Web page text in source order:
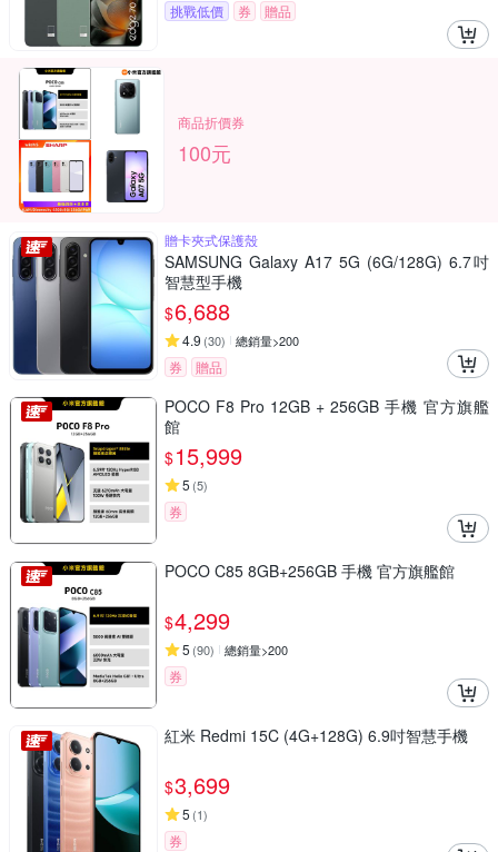
挑戰低價 券 贈品
商品折價券
100元
贈卡夾式保護殼
SAMSUNG Galaxy A17 5G (6G/128G) 6.7吋
智慧型手機
$6,688
4.9 (30) 總銷量>200
券 贈品
POCO F8 Pro 12GB + 256GB 手機 官方旗艦
館
$15,999
5 (5)
券
POCO C85 8GB+256GB 手機 官方旗艦館
$4,299
5 (90) 總銷量>200
券
紅米 Redmi 15C (4G+128G) 6.9吋智慧手機
$3,699
5 (1)
券